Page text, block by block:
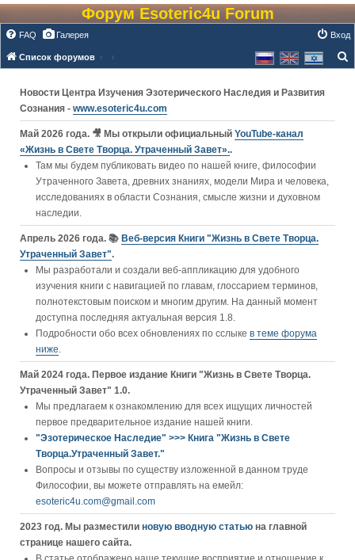
Форум Esoteric4u Forum
FAQ Галерея Вход
Список форумов
Новости Центра Изучения Эзотерического Наследия и Развития
Сознания - www.esoteric4u.com
Май 2026 года. 🎥 Мы открыли официальный YouTube‑канал
«Жизнь в Свете Творца. Утраченный Завет»..
Там мы будем публиковать видео по нашей книге, философии
Утраченного Завета, древних знаниях, модели Мира и человека,
исследованиях в области Сознания, смысле жизни и духовном
наследии.
Апрель 2026 года. 📚 Веб-версия Книги "Жизнь в Свете Творца.
Утраченный Завет".
Мы разработали и создали веб-аппликацию для удобного
изучения книги c навигацией по главам, глоссарием терминов,
полнотекстовым поиском и многим другим. На данный момент
доступна последняя актуальная версия 1.8.
Подробности обо всех обновлениях по сслыке в теме форума
ниже.
Май 2024 года. Первое издание Книги "Жизнь в Свете Творца.
Утраченный Завет" 1.0.
Мы предлагаем к ознакомлению для всех ищущих личностей
первое предварительное издание нашей книги.
"Эзотерическое Наследие" >>> Книга "Жизнь в Свете
Творца.Утраченный Завет."
Вопросы и отзывы по существу изложенной в данном труде
Философии, вы можете отправлять на емейл:
esoteric4u.com@gmail.com
2023 год. Мы разместили новую вводную статью на главной
странице нашего сайта.